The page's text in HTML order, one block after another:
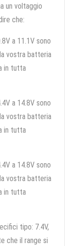
un voltaggio
che:
a 11.1V sono
vostra batteria
in tutta
a 14.8V sono
vostra batteria
in tutta
a 14.8V sono
vostra batteria
in tutta
tipo: 7.4V,
che il range si